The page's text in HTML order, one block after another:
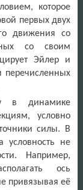
которое
первых двух
движения со
со своим
Эйлер и
перечисленных
в динамике
условно
силы. В
условность не
Например,
ось
привязывая её